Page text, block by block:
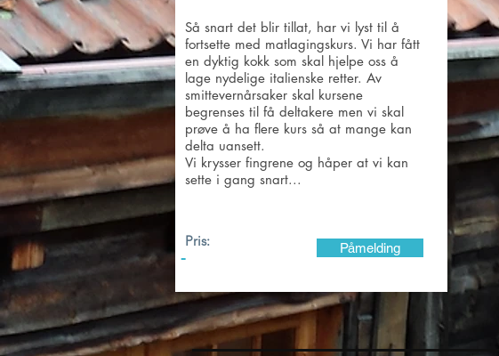
Så snart det blir tillat, har vi lyst til å
fortsette med matlagingskurs. Vi har fått
en dyktig kokk som skal hjelpe oss å
lage nydelige italienske retter. Av
smittevernårsaker skal kursene
begrenses til få deltakere men vi skal
prøve å ha flere kurs så at mange kan
delta uansett.
Vi krysser fingrene og håper at vi kan
sette i gang snart...
Pris:
- Påmelding